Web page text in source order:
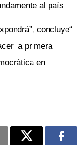
al país”.
concluye
la primera
en